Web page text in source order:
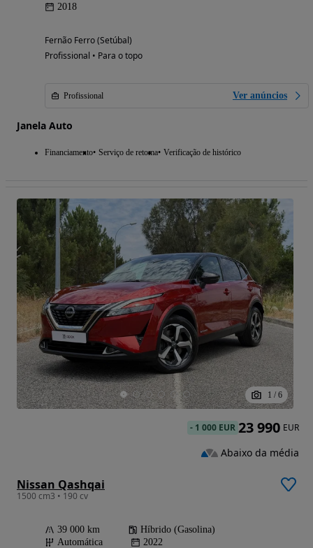
2018
Fernão Ferro (Setúbal)
Profissional • Para o topo
Profissional Ver anúncios
Janela Auto
Financiamento Serviço de retoma Verificação de histórico
1 / 6
Nissan Qashqai
1500 cm3 • 190 cv
39 000 km
Híbrido (Gasolina)
Automática
2022
- 1 000 EUR 23 990 EUR
Abaixo da média